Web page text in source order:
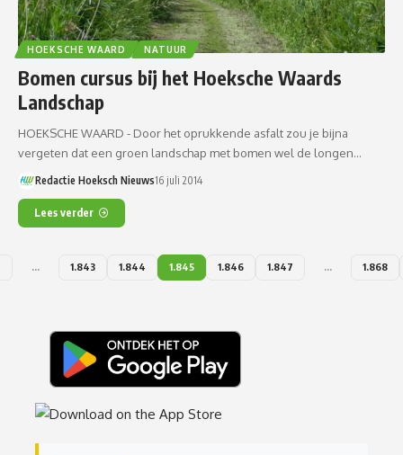
HOEKSCHE WAARD NATUUR
Bomen cursus bij het Hoeksche Waards
Landschap
HOEKSCHE WAARD - Door het oprukkende asfalt zou je bijna
vergeten dat een groen landschap met bomen wel de longen…
Redactie Hoeksch Nieuws16 juli 2014
Lees verder
… 1.843 1.844 1.845 1.846 1.847 … 1.868